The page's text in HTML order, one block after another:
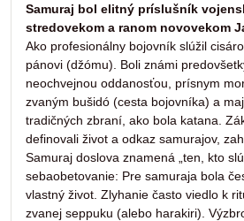
Samuraj bol elitný príslušník
stredovekom a ranom novovekom
Ako profesionálny bojovník slúžil
pánovi (džómu). Boli známi
neochvejnou oddanosťou, prísnym
zvaným bušidó (cesta bojovníka) a
tradičných zbraní, ako bola katana.
definovali život a odkaz samurajov,
Samuraj doslova znamená „ten, kto
sebaobetovanie: Pre samuraja bola
vlastný život. Zlyhanie často viedlo k
zvanej seppuku (alebo harakiri).